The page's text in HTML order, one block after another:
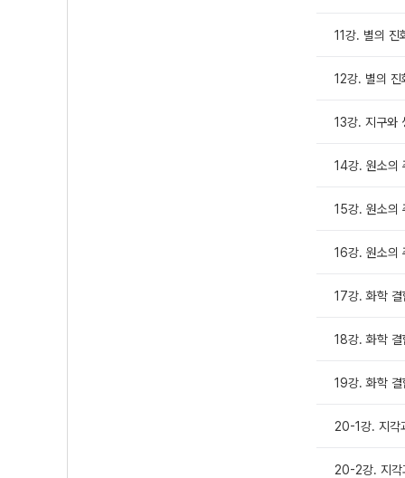
11강. 별의 진
12강. 별의 진
13강. 지구와
14강. 원소의
15강. 원소의
16강. 원소의
17강. 화학 결
18강. 화학
19강. 화학
20-1강. 지각
20-2강. 지각